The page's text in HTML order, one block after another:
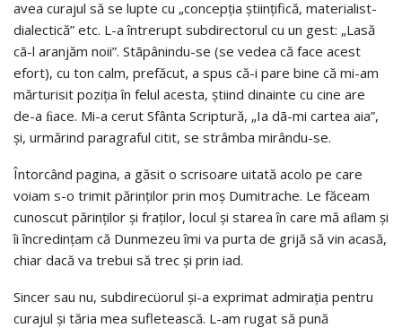
avea curajul să se lupte cu „concepţia ştiinţifică, materialist-
dialectică” etc. L-a întrerupt subdirectorul cu un gest: „Lasă
cã-l aranjăm noii”. Stãpânindu-se (se vedea că face acest
efort), cu ton calm, prefăcut, a spus că-i pare bine că mi-am
mărturisit poziţia în felul acesta, ştiind dinainte cu cine are
de-a ﬁace. Mi-a cerut Sfânta Scriptură, „Ia dã-mi cartea aia”,
şi, urmărind paragraful citit, se strâmba mirându-se.
Întorcând pagina, a găsit o scrisoare uitată acolo pe care
voiam s-o trimit părinţilor prin moş Dumitrache. Le făceam
cunoscut părinţilor şi fraţilor, locul şi starea în care mă aﬂam şi
îi încredinţam că Dunmezeu îmi va purta de grijă să vin acasă,
chiar dacă va trebui să trec şi prin iad.
Sincer sau nu, subdirecüorul şi-a exprimat admiraţia pentru
curajul şi tăria mea sufletească. L-am rugat să pună